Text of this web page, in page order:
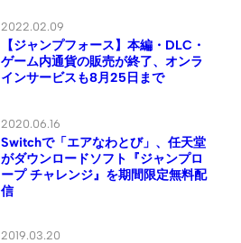
2022.02.09
【ジャンプフォース】本編・DLC・
ゲーム内通貨の販売が終了、オンラ
インサービスも8月25日まで
2020.06.16
Switchで「エアなわとび」、任天堂
がダウンロードソフト『ジャンプロ
ープ チャレンジ』を期間限定無料配
信
2019.03.20